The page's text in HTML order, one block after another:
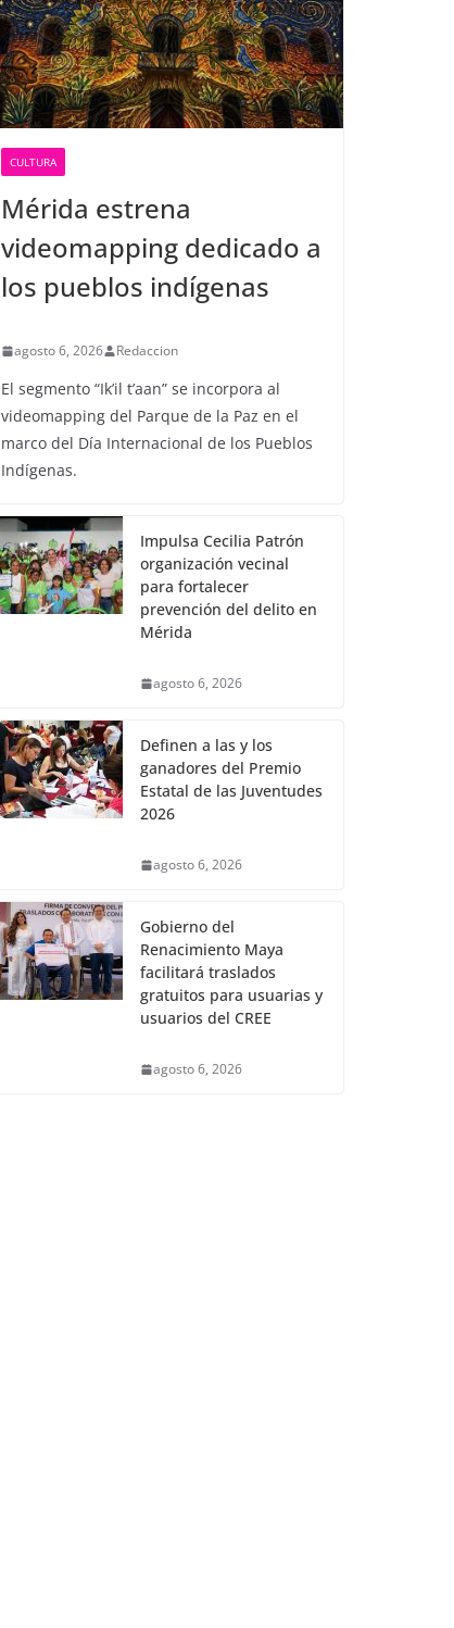
CULTURA
Mérida estrena
videomapping dedicado a
los pueblos indígenas
agosto 6, 2026 Redaccion
El segmento “Ik’il t’aan” se incorpora al
videomapping del Parque de la Paz en el
marco del Día Internacional de los Pueblos
Indígenas.
Impulsa Cecilia Patrón
organización vecinal
para fortalecer
prevención del delito en
Mérida
agosto 6, 2026
Definen a las y los
ganadores del Premio
Estatal de las Juventudes
2026
agosto 6, 2026
Gobierno del
Renacimiento Maya
facilitará traslados
gratuitos para usuarias y
usuarios del CREE
agosto 6, 2026